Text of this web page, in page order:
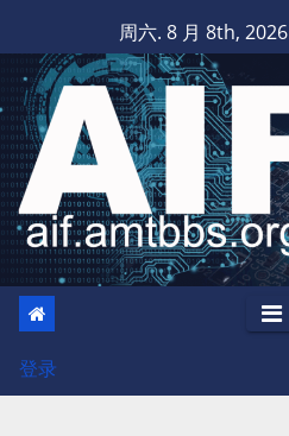
至
内
容
周六. 8 月 8th, 2026
登录